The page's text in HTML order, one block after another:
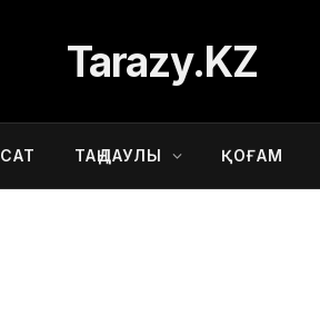
Tarazy.KZ
ТАҢДАУЛЫ ҚОҒАМ